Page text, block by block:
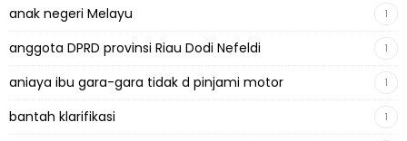
anak negeri Melayu 1
anggota DPRD provinsi Riau Dodi Nefeldi 1
aniaya ibu gara-gara tidak d pinjami motor 1
bantah klarifikasi 1